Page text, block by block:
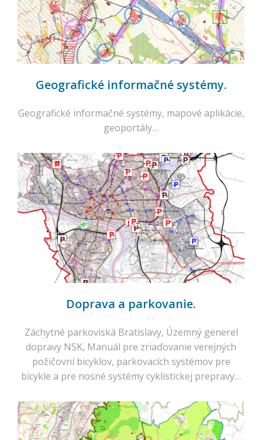
Geografické informačné systémy.
Geografické informačné systémy, mapové aplikácie,
geoportály…
Doprava a parkovanie.
Záchytné parkoviská Bratislavy, Územný generel
dopravy NSK, Manuál pre zriaďovanie verejných
požičovní bicyklov, parkovacích systémov pre
bicykle a pre nosné systémy cyklistickej prepravy…